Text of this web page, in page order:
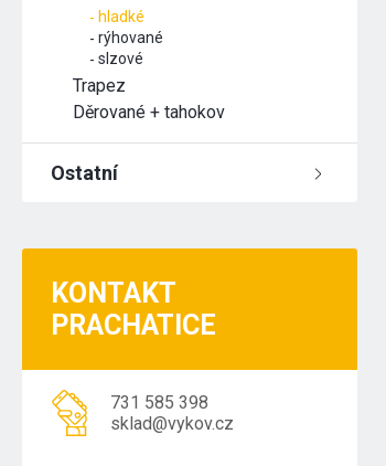
hladké
rýhované
slzové
Trapez
Děrované + tahokov
Ostatní
KONTAKT
PRACHATICE
731 585 398
sklad@vykov.cz